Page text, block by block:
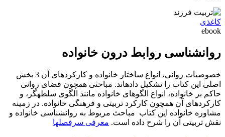
کاغذی
ebook
روان‎شناسی روابط درون خانواده
خصوصیات روانی، انواع ساختار خانواده و کارکردهای آن 3 بخش
اصلی این کتاب را تشکیل داده‎اند. مباحثی همچون فضای روانی
حاکم بر خانواده، انواع الگوهای خانواده مانند الگوی سلطه‎گر، و
کارکردهای آن همچون کارکرد تربیتی و فرهنگی خانواده. در زمینه
مشاوره خانواده این کتاب مباحث مربوط به روان‏شناسی خانواده و
نقش تربیتی آن را شرح داده است. معرفی سرفصل‏‎ها